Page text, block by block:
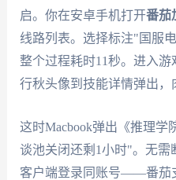
启。你在安卓手机打开番茄
线路列表。选择标注"国服
整个过程耗时11秒。进入
行秋头像到技能详情弹出，
这时Macbook弹出《推理
谈池关闭还剩1小时"。无需
客户端登录同账号——番茄支